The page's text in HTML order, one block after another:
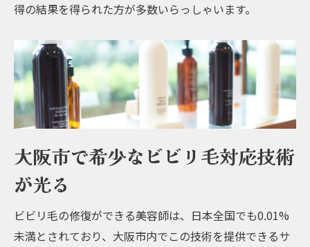
得の結果を得られた方が多数いらっしゃいます。
大阪市で希少なビビリ毛対応技術
が光る
ビビリ毛の修復ができる美容師は、日本全国でも0.01%
未満とされており、大阪市内でこの技術を提供できるサ